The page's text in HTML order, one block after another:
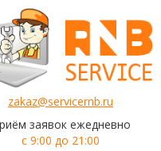
zakaz@servicernb.ru
заявок ежедневно
с 9:00 до 21:00